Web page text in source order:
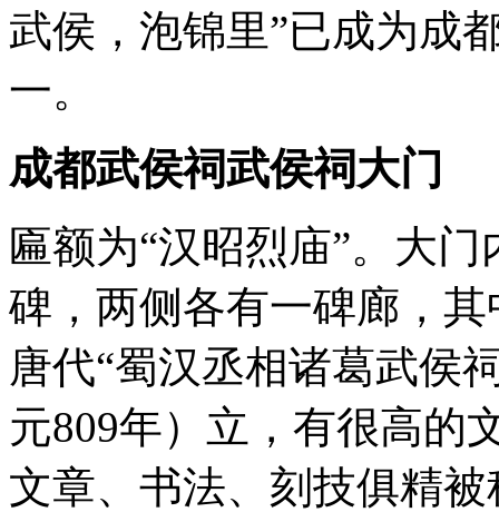
武侯，泡锦里”已成为成
一。
成都武侯祠武侯祠大门
匾额为“汉昭烈庙”。大
碑，两侧各有一碑廊，
唐代“蜀汉丞相诸葛武侯
元809年）立，有很高的
文章、书法、刻技俱精